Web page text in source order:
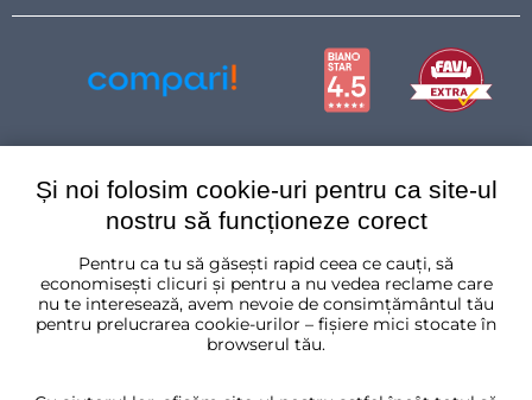
România
Și noi folosim cookie-uri pentru ca site-ul
nostru să funcționeze corect
Pentru ca tu să găsești rapid ceea ce cauți, să
economisești clicuri și pentru a nu vedea reclame care
nu te interesează, avem nevoie de consimțământul tău
pentru prelucrarea cookie-urilor – fișiere mici stocate în
browserul tău.